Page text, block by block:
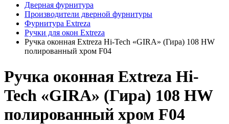
Дверная фурнитура
Производители дверной фурнитуры
Фурнитура Extreza
Ручки для окон Extreza
Ручка оконная Extreza Hi-Tech «GIRA» (Гира) 108 HW
полированный хром F04
Ручка оконная Extreza Hi-
Tech «GIRA» (Гира) 108 HW
полированный хром F04